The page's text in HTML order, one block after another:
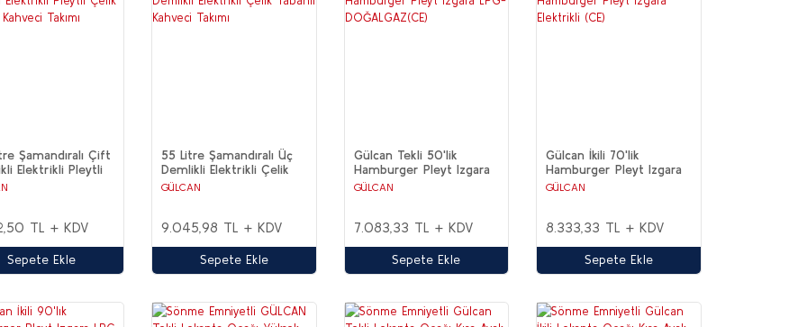
Şamandıralı Çift
Elektrikli Pleytli
Kahveci
TL + KDV
Sepete Ekle
55 Litre Şamandıralı Üç
Demlikli Elektrikli Çelik
Tabanlı Kahveci Takımı
GÜLCAN
9.045,98 TL + KDV
Sepete Ekle
Gülcan Tekli 50'lik
Hamburger Pleyt Izgara
LPG-DOĞALGAZ(CE)
GÜLCAN
7.083,33 TL + KDV
Sepete Ekle
Gülcan İkili 70'lik
Hamburger Pleyt Izgara
Elektrikli (CE)
GÜLCAN
8.333,33 TL + KDV
Sepete Ekle